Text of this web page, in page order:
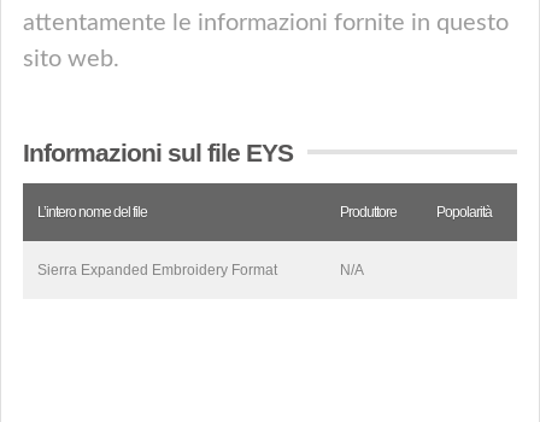
attentamente le informazioni fornite in questo
sito web.
Informazioni sul file EYS
L’intero nome del file Produttore Popolarità
Sierra Expanded Embroidery Format N/A